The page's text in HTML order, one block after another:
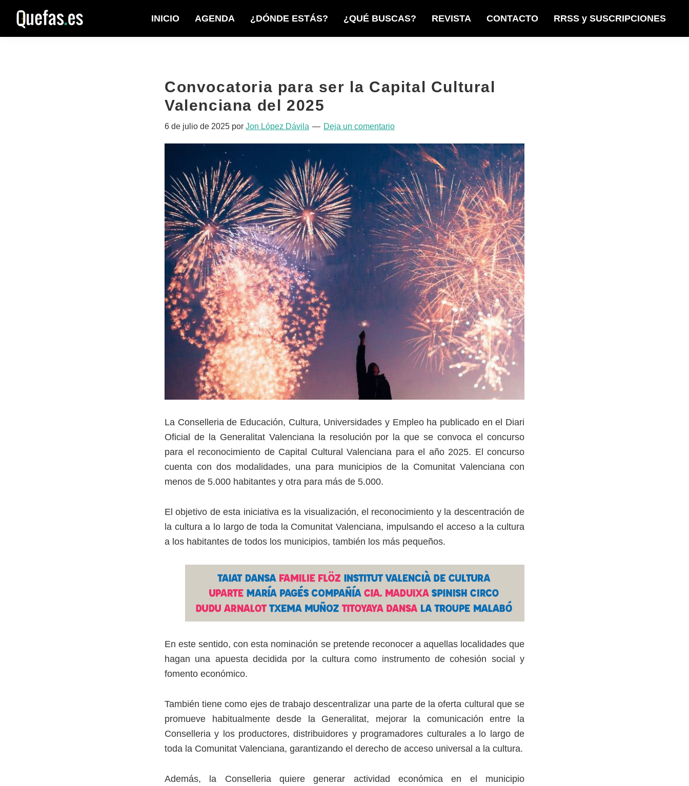
la
contenido
Quefas
INICIO AGENDA ¿DÓNDE ESTÁS? ¿QUÉ BUSCAS? REVISTA CONTACTO RRSS y SUSCRIPCIONES
Convocatoria para ser la Capital Cultural
Valenciana del 2025
6 de julio de 2025 por Jon López Dávila Deja un comentario
La Conselleria de Educación, Cultura, Universidades y Empleo ha publicado en el Diari
Oficial de la Generalitat Valenciana la resolución por la que se convoca el concurso
para el reconocimiento de Capital Cultural Valenciana para el año 2025. El concurso
cuenta con dos modalidades, una para municipios de la Comunitat Valenciana con
menos de 5.000 habitantes y otra para más de 5.000.
El objetivo de esta iniciativa es la visualización, el reconocimiento y la descentración de
la cultura a lo largo de toda la Comunitat Valenciana, impulsando el acceso a la cultura
a los habitantes de todos los municipios, también los más pequeños.
En este sentido, con esta nominación se pretende reconocer a aquellas localidades que
hagan una apuesta decidida por la cultura como instrumento de cohesión social y
fomento económico.
También tiene como ejes de trabajo descentralizar una parte de la oferta cultural que se
promueve habitualmente desde la Generalitat, mejorar la comunicación entre la
Conselleria y los productores, distribuidores y programadores culturales a lo largo de
toda la Comunitat Valenciana, garantizando el derecho de acceso universal a la cultura.
Además, la Conselleria quiere generar actividad económica en el municipio